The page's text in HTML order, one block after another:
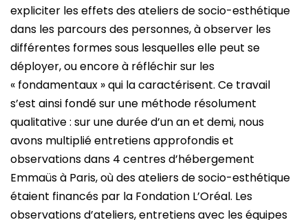
expliciter les effets des ateliers de socio-esthétique
dans les parcours des personnes, à observer les
différentes formes sous lesquelles elle peut se
déployer, ou encore à réfléchir sur les
« fondamentaux » qui la caractérisent. Ce travail
s’est ainsi fondé sur une méthode résolument
qualitative : sur une durée d’un an et demi, nous
avons multiplié entretiens approfondis et
observations dans 4 centres d’hébergement
Emmaüs à Paris, où des ateliers de socio-esthétique
étaient financés par la Fondation L’Oréal. Les
observations d’ateliers, entretiens avec les équipes